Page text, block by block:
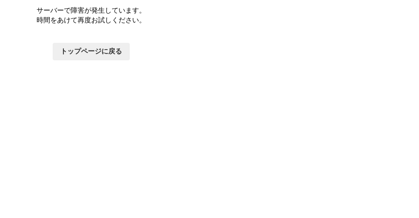
サーバーで障害が発生しています。
時間をあけて再度お試しください。
トップページに戻る